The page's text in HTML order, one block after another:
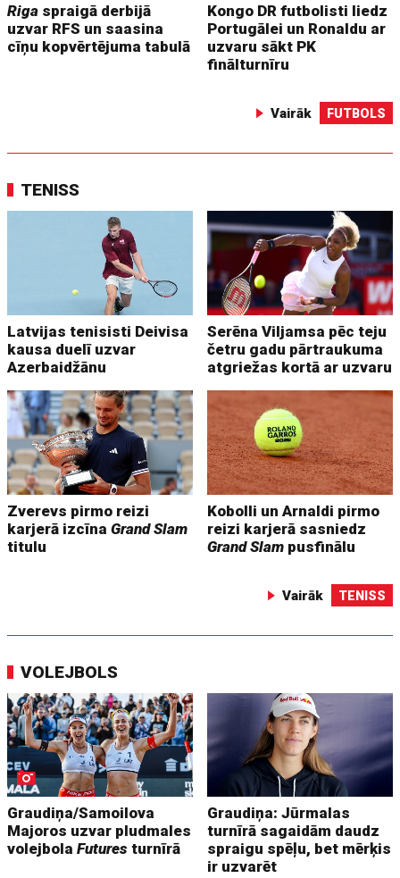
Riga spraigā derbijā
uzvar RFS un saasina
cīņu kopvērtējuma tabulā
Kongo DR futbolisti liedz
Portugālei un Ronaldu ar
uzvaru sākt PK
finālturnīru
Vairāk FUTBOLS
TENISS
Latvijas tenisisti Deivisa
kausa duelī uzvar
Azerbaidžānu
Serēna Viljamsa pēc teju
četru gadu pārtraukuma
atgriežas kortā ar uzvaru
Zverevs pirmo reizi
karjerā izcīnaGrand Slam
titulu
Kobolli un Arnaldi pirmo
reizi karjerā sasniedz
Grand Slam pusfinālu
Vairāk TENISS
VOLEJBOLS
Graudiņa/Samoilova
Majoros uzvar pludmales
volejbolaFutures turnīrā
Graudiņa: Jūrmalas
turnīrā sagaidām daudz
spraigu spēļu, bet mērķis
ir uzvarēt